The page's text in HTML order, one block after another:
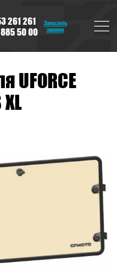
261 261
885 50 00
Заказать
звонок
UFORCE